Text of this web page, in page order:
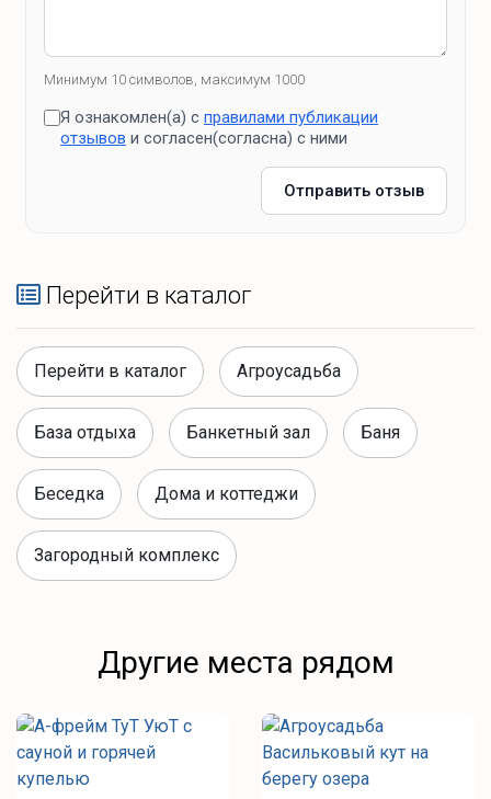
Минимум 10 символов, максимум 1000
Я ознакомлен(а) с правилами публикации
отзывов и согласен(согласна) с ними
Отправить отзыв
Перейти в каталог
Перейти в каталог Агроусадьба
База отдыха Банкетный зал Баня
Беседка Дома и коттеджи
Загородный комплекс
Другие места рядом